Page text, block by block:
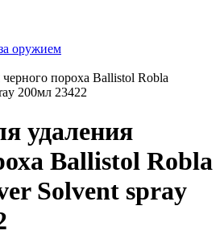
оружием
пороха Ballistol Robla
200мл 23422
удаления
Ballistol Robla
Solvent spray